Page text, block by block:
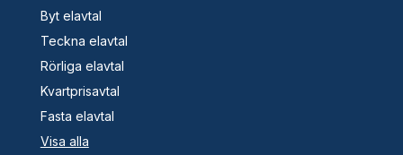
Byt elavtal
Teckna elavtal
Rörliga elavtal
Kvartprisavtal
Fasta elavtal
Visa alla